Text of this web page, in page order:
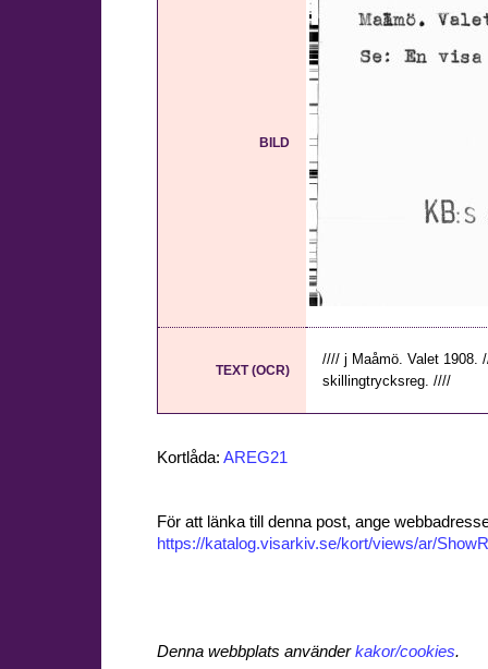
BILD
TEXT (OCR)
//// j Maåmö. Valet 1908.
skillingtrycksreg. ////
Kortlåda: AREG21
För att länka till denna post, ange
https://katalog.visarkiv.se/kort/views/ar/
Denna webbplats använderkakor/cookies.